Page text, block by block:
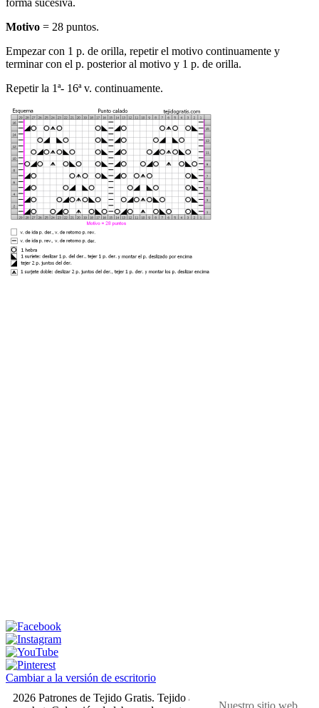
forma sucesiva.
Motivo = 28 puntos.
Empezar con 1 p. de orilla, repetir el motivo continuamente y
terminar con el p. posterior al motivo y 1 p. de orilla.
Repetir la 1ª- 16ª v. continuamente.
Cambiar a la versión de escritorio
2026 Patrones de Tejido Gratis. Tejido a dos agujas y
Nuestro sitio web